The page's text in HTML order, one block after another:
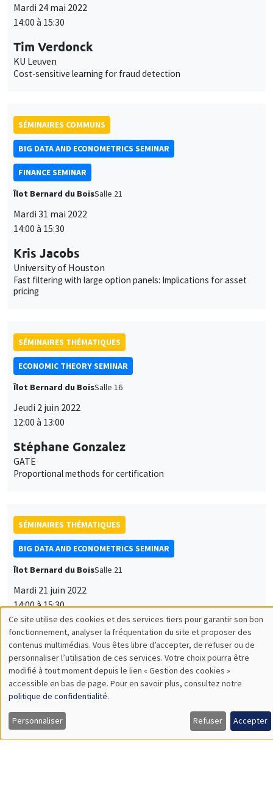
Mardi 24 mai 2022
14:00 à 15:30
Tim Verdonck
KU Leuven
Cost-sensitive learning for fraud detection
SÉMINAIRES COMMUNS
BIG DATA AND ECONOMETRICS SEMINAR
FINANCE SEMINAR
Îlot Bernard du BoisSalle 21
Mardi 31 mai 2022
14:00 à 15:30
Kris Jacobs
University of Houston
Fast filtering with large option panels: Implications for asset
pricing
SÉMINAIRES THÉMATIQUES
ECONOMIC THEORY SEMINAR
Îlot Bernard du BoisSalle 16
Jeudi 2 juin 2022
12:00 à 13:00
Stéphane Gonzalez
GATE
Proportional methods for certification
SÉMINAIRES THÉMATIQUES
BIG DATA AND ECONOMETRICS SEMINAR
Îlot Bernard du BoisSalle 21
Mardi 21 juin 2022
14:00 à 15:30
Romain Ferrali
AMSE
How to reduce bureaucratic corruption? Unpacking Brazilian
anti-corruption audits
SÉMINAIRES THÉMATIQUES
ECONOMIC THEORY SEMINAR